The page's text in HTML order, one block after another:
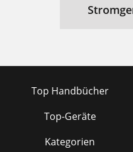
Top Handbücher
Top-Geräte
Kategorien